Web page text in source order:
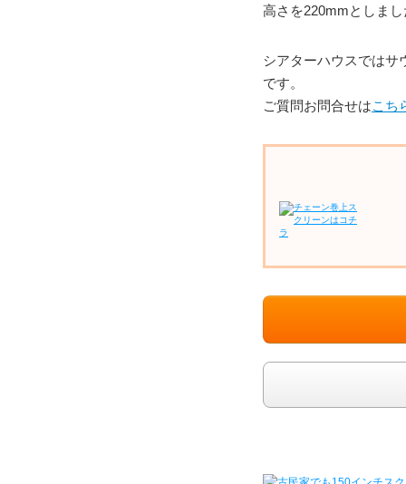
高さを220mmとしま
シアターハウスではサ
です。
ご質問お問合せはこち